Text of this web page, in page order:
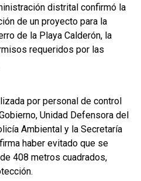
distrital confirmó la
de un proyecto para la
de la Playa Calderón, la
requeridos por las
por personal de control
Unidad Defensora del
Ambiental y la Secretaría
haber evitado que se
408 metros cuadrados,